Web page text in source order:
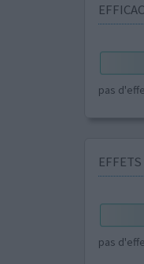
pas
pas